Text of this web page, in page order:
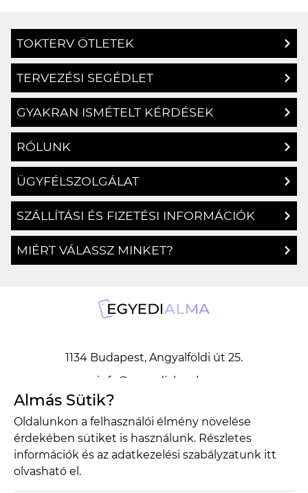
TOKTERV ÖTLETEK
TERVEZÉSI SEGÉDLET
GYAKRAN ISMÉTELT KÉRDÉSEK
RÓLUNK
ÜGYFÉLSZOLGÁLAT
SZÁLLÍTÁSI ÉS FIZETÉSI INFORMÁCIÓK
info@egyedialma.hu
1134 Budapest, Angyalföldi út 25.
Almás Sütik?
Oldalunkon a felhasználói élmény növelése
érdekében sütiket is használunk. Részletes
információk és az adatkezelési szabályzatunk itt
olvasható el.